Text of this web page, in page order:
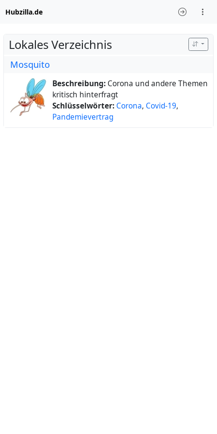
Hubzilla.de
Lokales Verzeichnis
Mosquito
Beschreibung: Corona und andere Themen
kritisch hinterfragt
Schlüsselwörter: Corona, Covid-19,
Pandemievertrag